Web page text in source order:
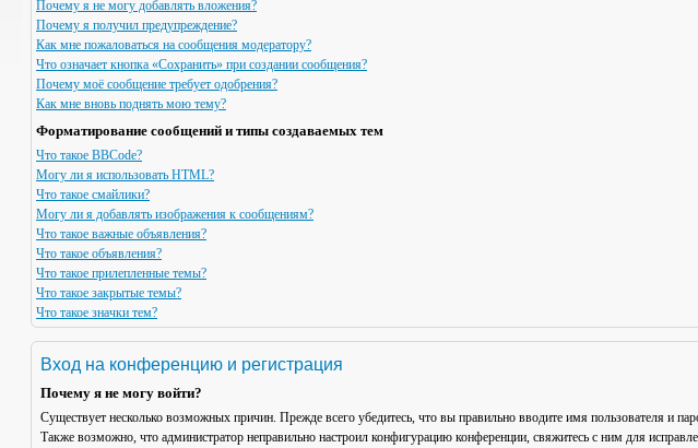
Почему я не могу добавлять вложения?
Почему я получил предупреждение?
Как мне пожаловаться на сообщения модератору?
Что означает кнопка «Сохранить» при создании сообщения?
Почему моё сообщение требует одобрения?
Как мне вновь поднять мою тему?
Форматирование сообщений и типы создаваемых тем
Что такое BBCode?
Могу ли я использовать HTML?
Что такое смайлики?
Могу ли я добавлять изображения к сообщениям?
Что такое важные объявления?
Что такое объявления?
Что такое прилепленные темы?
Что такое закрытые темы?
Что такое значки тем?
Вход на конференцию и регистрация
Почему я не могу войти?
Существует несколько возможных причин. Прежде всего убедитесь, что вы правильно вводите имя пользователя и
Также возможно, что администратор неправильно настроил конфигурацию конференции, свяжитесь с ним для